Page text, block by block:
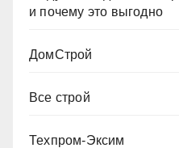
и почему это выгодно
ДомСтрой
Все строй
Техпром-Эксим